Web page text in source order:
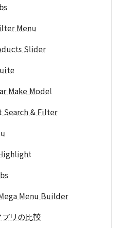
Menu
Slider
Make Model
Search & Filter
Menu Builder
リの比較